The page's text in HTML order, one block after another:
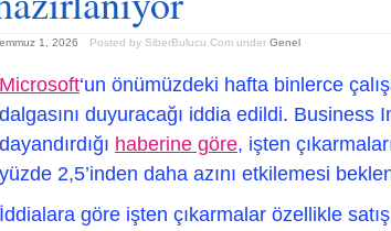
1, 2026 Posted by SiberBulucu.Com under Genel
Microsoft‘un önümüzdeki hafta binlerce
dalgasını duyuracağı iddia edildi. Business
dayandırdığı haberine göre, işten
yüzde 2,5’inden daha azını etkilemesi
İddialara göre işten çıkarmalar özellikle